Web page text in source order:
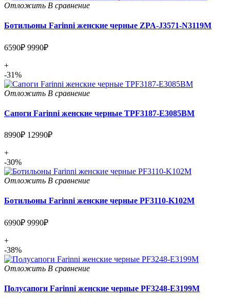
Отложить В сравнение
Ботильоны Farinni женские черные ZPA-J3571-N3119M
6590₽ 9990₽
+
-31%
Отложить В сравнение
Сапоги Farinni женские черные TPF3187-E3085BM
8990₽ 12990₽
+
-30%
Отложить В сравнение
Ботильоны Farinni женские черные PF3110-K102M
6990₽ 9990₽
+
-38%
Отложить В сравнение
Полусапоги Farinni женские черные PF3248-E3199M